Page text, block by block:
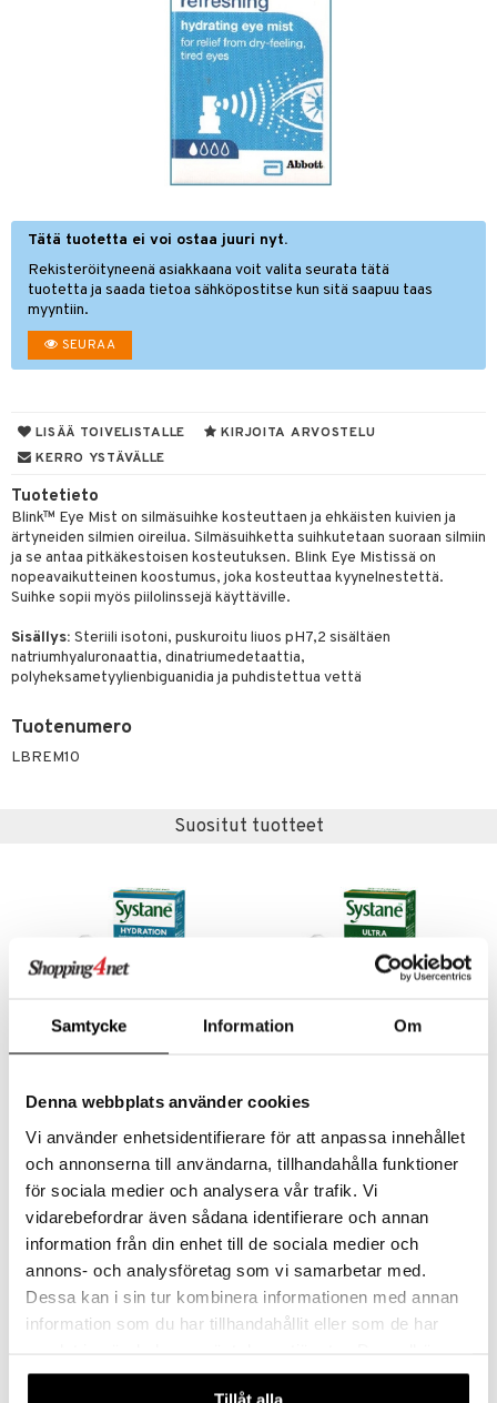
Samtycke Information Om
Denna webbplats använder cookies
Vi använder enhetsidentifierare för att anpassa innehållet
och annonserna till användarna, tillhandahålla funktioner
för sociala medier och analysera vår trafik. Vi
vidarebefordrar även sådana identifierare och annan
information från din enhet till de sociala medier och
annons- och analysföretag som vi samarbetar med.
Dessa kan i sin tur kombinera informationen med annan
information som du har tillhandahållit eller som de har
våra cookies vid fortsatt användande av vår webbplats.
Tätä tuotetta ei voi ostaa juuri nyt.
Rekisteröityneenä asiakkaana voit valita seurata tätä
tuotetta ja saada tietoa sähköpostitse kun sitä saapuu taas
myyntiin.
SEURAA
LISÄÄ TOIVELISTALLE
KIRJOITA ARVOSTELU
KERRO YSTÄVÄLLE
Tuotetieto
Blink™ Eye Mist on silmäsuihke kosteuttaen ja ehkäisten kuivien ja
ärtyneiden silmien oireilua. Silmäsuihketta suihkutetaan suoraan silmiin
ja se antaa pitkäkestoisen kosteutuksen. Blink Eye Mistissä on
nopeavaikutteinen koostumus, joka kosteuttaa kyynelnestettä.
Suihke sopii myös piilolinssejä käyttäville.
Sisällys: Steriili isotoni, puskuroitu liuos pH7,2 sisältäen
natriumhyaluronaattia, dinatriumedetaattia,
polyheksametyylienbiguanidia ja puhdistettua vettä
Tuotenumero
LBREM10
Suositut tuotteet
Systane Hydration 10 ml
17,49 €
Systane Ultra 10 ml
14,90 €